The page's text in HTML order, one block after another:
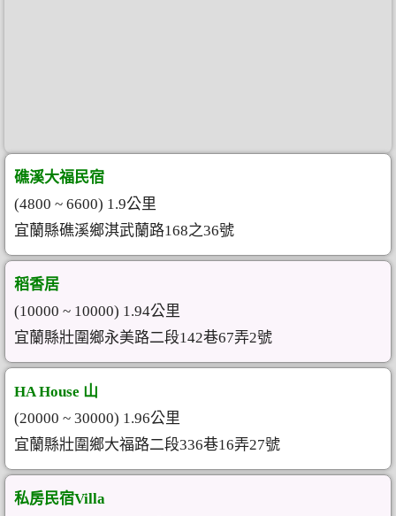
礁溪大福民宿
(4800 ~ 6600) 1.9公里
宜蘭縣礁溪鄉淇武蘭路168之36號
稻香居
(10000 ~ 10000) 1.94公里
宜蘭縣壯圍鄉永美路二段142巷67弄2號
HA House 山
(20000 ~ 30000) 1.96公里
宜蘭縣壯圍鄉大福路二段336巷16弄27號
私房民宿Villa